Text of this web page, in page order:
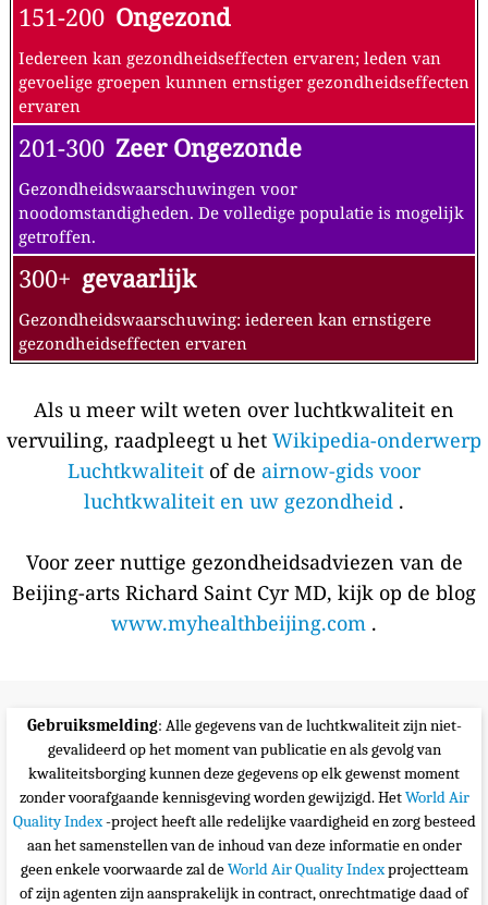
151-200 Ongezond
Iedereen kan gezondheidseffecten ervaren; leden van
gevoelige groepen kunnen ernstiger gezondheidseffecten
ervaren
201-300 Zeer Ongezonde
Gezondheidswaarschuwingen voor
noodomstandigheden. De volledige populatie is mogelijk
getroffen.
300+ gevaarlijk
Gezondheidswaarschuwing: iedereen kan ernstigere
gezondheidseffecten ervaren
Als u meer wilt weten over luchtkwaliteit en
vervuiling, raadpleegt u het Wikipedia-onderwerp
Luchtkwaliteit of de airnow-gids voor
luchtkwaliteit en uw gezondheid .
Voor zeer nuttige gezondheidsadviezen van de
Beijing-arts Richard Saint Cyr MD, kijk op de blog
www.myhealthbeijing.com .
Gebruiksmelding: Alle gegevens van de luchtkwaliteit zijn niet-
gevalideerd op het moment van publicatie en als gevolg van
kwaliteitsborging kunnen deze gegevens op elk gewenst moment
zonder voorafgaande kennisgeving worden gewijzigd. HetWorld Air
Quality Index-project heeft alle redelijke vaardigheid en zorg besteed
aan het samenstellen van de inhoud van deze informatie en onder
geen enkele voorwaarde zal deWorld Air Quality Indexprojectteam
of zijn agenten zijn aansprakelijk in contract, onrechtmatige daad of